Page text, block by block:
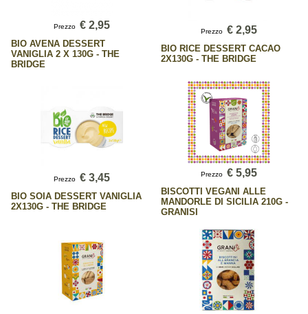
Prezzo € 2,95
BIO AVENA DESSERT
VANIGLIA 2 X 130G - THE
BRIDGE
Prezzo € 2,95
BIO RICE DESSERT CACAO
2X130G - THE BRIDGE
Prezzo € 3,45
BIO SOIA DESSERT VANIGLIA
2X130G - THE BRIDGE
Prezzo € 5,95
BISCOTTI VEGANI ALLE
MANDORLE DI SICILIA 210G -
GRANISI